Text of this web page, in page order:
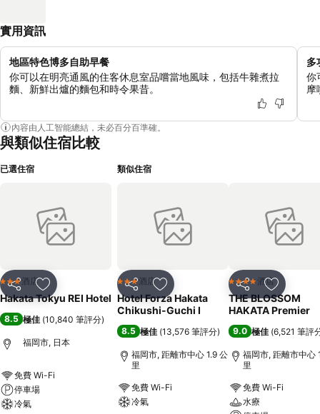
實用資訊
地區特色博多自助早餐
你可以在明亮通風的住客休息室品嚐當地風味，包括牛雜煮拉
麵、新鮮出爐的麵包和時令果昔。
多
你
摩
內容由人工智能總結，未必百分百準確。
與類似住宿比較
已選住宿
分享 放到收藏夾
3 星級酒店
Hakata Tokyu REI Hotel
8.5 極佳 (10,840 筆評分)
福岡市, 日本
免費 Wi-Fi
停車場
冷氣
類似住宿
分享 放到收藏夾
3 星級酒店
Hotel Forza Hakata
Chikushi-Guchi Ⅰ
8.5 極佳 (13,576 筆評分)
福岡市, 距離市中心 1.9 公
里
免費 Wi-Fi
冷氣
分享 放到收藏
4 星級 酒店
THE BLOSSOM
HAKATA Premier
9.0 極佳 (6,521 筆評
福岡市, 距離市中心
里
免費 Wi-Fi
水療